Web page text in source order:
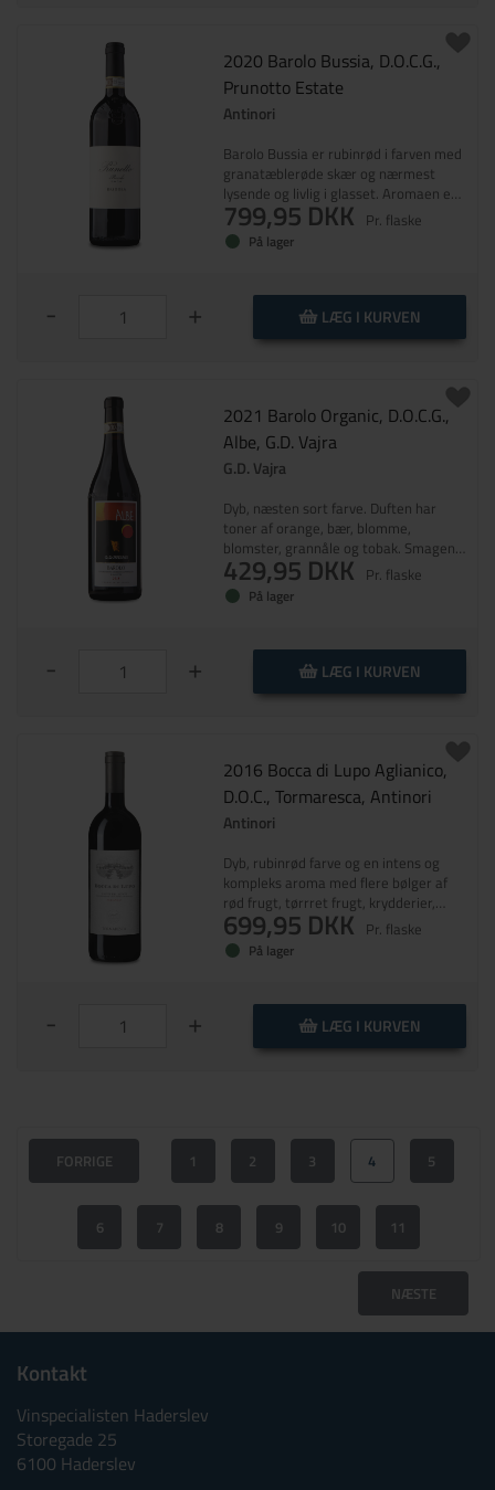
2020 Barolo Bussia, D.O.C.G.,
Prunotto Estate
Antinori
Barolo Bussia er rubinrød i farven med
granatæblerøde skær og nærmest
lysende og livlig i glasset. Aromaen er
kompleks med florale noter og hint af
røde frugter. Intens i smagen med en
sødmefuld tekstur og bløde tanniner.
799,95 DKK Pr. flaske
På lager
- + LÆG I KURVEN
2021 Barolo Organic, D.O.C.G.,
Albe, G.D. Vajra
G.D. Vajra
Dyb, næsten sort farve. Duften har
toner af orange, bær, blomme,
blomster, grannåle og tobak. Smagen
er tæt med modne tanniner, god syre
og vedvarende eftersmag.
429,95 DKK Pr. flaske
På lager
- + LÆG I KURVEN
2016 Bocca di Lupo Aglianico,
D.O.C., Tormaresca, Antinori
Antinori
Dyb, rubinrød farve og en intens og
kompleks aroma med flere bølger af
rød frugt, tørrret frugt, krydderier,
urter og balsamico. Tætte tanniner og
stor elegance på tungen, super
balanceret og rund med en lang og
699,95 DKK Pr. flaske
På lager
- + LÆG I KURVEN
FORRIGE 1 2 3 4 5
6 7 8 9 10 11
NÆSTE
Kontakt
Vinspecialisten Haderslev
Storegade 25
6100 Haderslev